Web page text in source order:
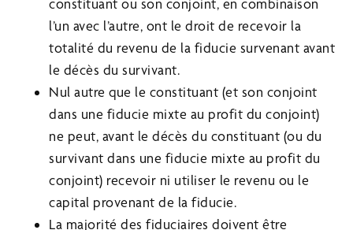
constituant ou son conjoint, en combinaison
l’un avec l’autre, ont le droit de recevoir la
totalité du revenu de la fiducie survenant avant
le décès du survivant.
Nul autre que le constituant (et son conjoint
dans une fiducie mixte au profit du conjoint)
ne peut, avant le décès du constituant (ou du
survivant dans une fiducie mixte au profit du
conjoint) recevoir ni utiliser le revenu ou le
capital provenant de la fiducie.
La majorité des fiduciaires doivent être